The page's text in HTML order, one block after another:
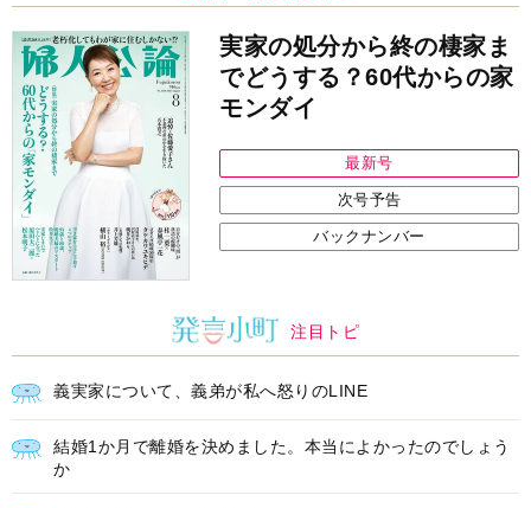
実家の処分から終の棲家ま
でどうする？60代からの家
モンダイ
最新号
次号予告
バックナンバー
注目トピ
義実家について、義弟が私へ怒りのLINE
結婚1か月で離婚を決めました。本当によかったのでしょう
か